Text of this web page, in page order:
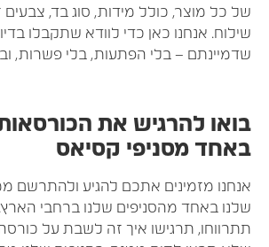
כל מוצר, כולל מידות, סוג בד, צבעים
אנחנו כאן כדי לוודא שתקבלו בדיוק
– בלי הפתעות, בלי פשרות,
להרגיש את הכורסאות
מסניפי קסיאס
מזמינים אתכם להגיע ולהתרשם
באחד מהסניפים שלנו ברחבי הארץ.
תרגישו איך זה לשבת על כורסה